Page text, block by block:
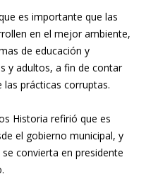
es importante que las
en el mejor ambiente,
de educación y
y adultos, a fin de contar
las prácticas corruptas.
Historia refirió que es
el gobierno municipal, y
convierta en presidente